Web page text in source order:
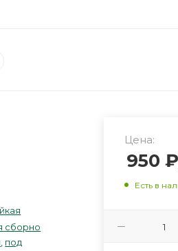
сборно
под
Цена:
950 ₽
Есть в